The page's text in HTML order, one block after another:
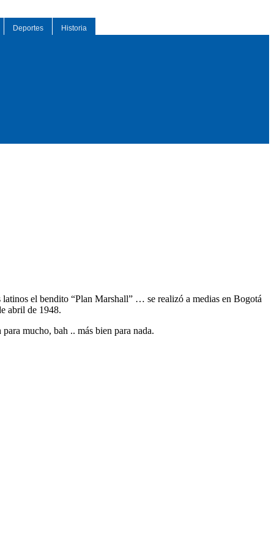
Deportes Historia
el bendito “Plan Marshall” … se realizó a medias en Bogotá
abril de 1948.
mucho, bah .. más bien para nada.